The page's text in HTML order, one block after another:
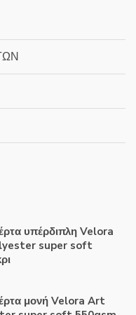
υπέρδιπλη Velora
super soft
μονή Velora Art